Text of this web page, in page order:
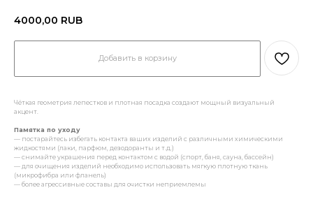
4000,00 RUB
Добавить в корзину
Чёткая геометрия лепестков и плотная посадка создают мощный визуальный
акцент.
Памятка по уходу
— постарайтесь избегать контакта ваших изделий с различными химическими
жидкостями (лаки, парфюм, дезодоранты и т.д.)
— снимайте украшения перед контактом с водой (спорт, баня, сауна, бассейн)
— для очищения изделий необходимо использовать мягкую плотную ткань
(микрофибра или фланель)
— более агрессивные составы для очистки неприемлемы